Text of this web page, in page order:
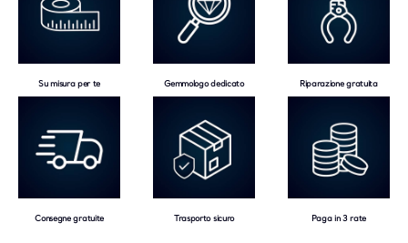
Su misura per te Gemmologo dedicato Riparazione gratuita
Consegne gratuite Trasporto sicuro Paga in 3 rate